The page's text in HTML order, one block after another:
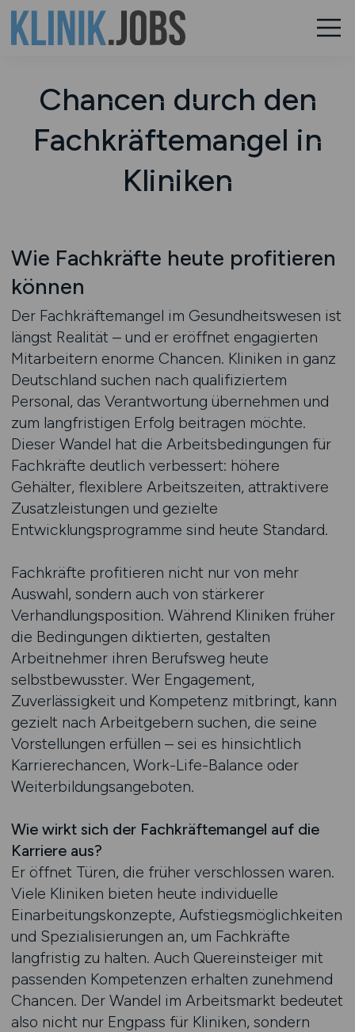
Chancen durch den
Fachkräftemangel in
Kliniken
Wie Fachkräfte heute profitieren
können
Der Fachkräftemangel im Gesundheitswesen ist
längst Realität – und er eröffnet engagierten
Mitarbeitern enorme Chancen. Kliniken in ganz
Deutschland suchen nach qualifiziertem
Personal, das Verantwortung übernehmen und
zum langfristigen Erfolg beitragen möchte.
Dieser Wandel hat die Arbeitsbedingungen für
Fachkräfte deutlich verbessert: höhere
Gehälter, flexiblere Arbeitszeiten, attraktivere
Zusatzleistungen und gezielte
Entwicklungsprogramme sind heute Standard.
Fachkräfte profitieren nicht nur von mehr
Auswahl, sondern auch von stärkerer
Verhandlungsposition. Während Kliniken früher
die Bedingungen diktierten, gestalten
Arbeitnehmer ihren Berufsweg heute
selbstbewusster. Wer Engagement,
Zuverlässigkeit und Kompetenz mitbringt, kann
gezielt nach Arbeitgebern suchen, die seine
Vorstellungen erfüllen – sei es hinsichtlich
Karrierechancen, Work-Life-Balance oder
Weiterbildungsangeboten.
Wie wirkt sich der Fachkräftemangel auf die
Karriere aus?
Er öffnet Türen, die früher verschlossen waren.
Viele Kliniken bieten heute individuelle
Einarbeitungskonzepte, Aufstiegsmöglichkeiten
und Spezialisierungen an, um Fachkräfte
langfristig zu halten. Auch Quereinsteiger mit
passenden Kompetenzen erhalten zunehmend
Chancen. Der Wandel im Arbeitsmarkt bedeutet
also nicht nur Engpass für Kliniken, sondern